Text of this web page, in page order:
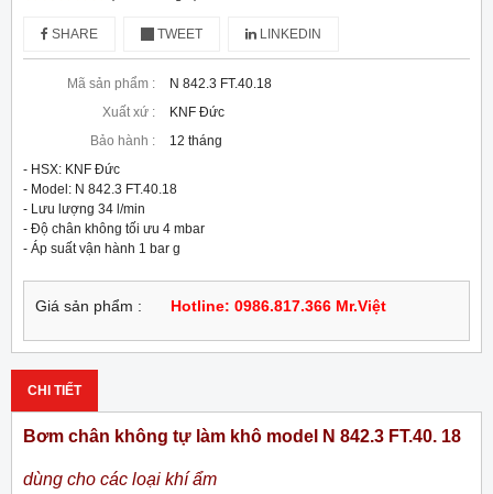
SHARE TWEET LINKEDIN
Mã sản phẩm :
N 842.3 FT.40.18
Xuất xứ :
KNF Đức
Bảo hành :
12 tháng
- HSX: KNF Đức
- Model: N 842.3 FT.40.18
- Lưu lượng 34 l/min
- Độ chân không tối ưu 4 mbar
- Áp suất vận hành 1 bar g
Giá sản phẩm : Hotline: 0986.817.366 Mr.Việt
CHI TIẾT
Bơm chân không tự làm khô model N 842.3 FT.40. 18
dùng cho các loại khí ẩm